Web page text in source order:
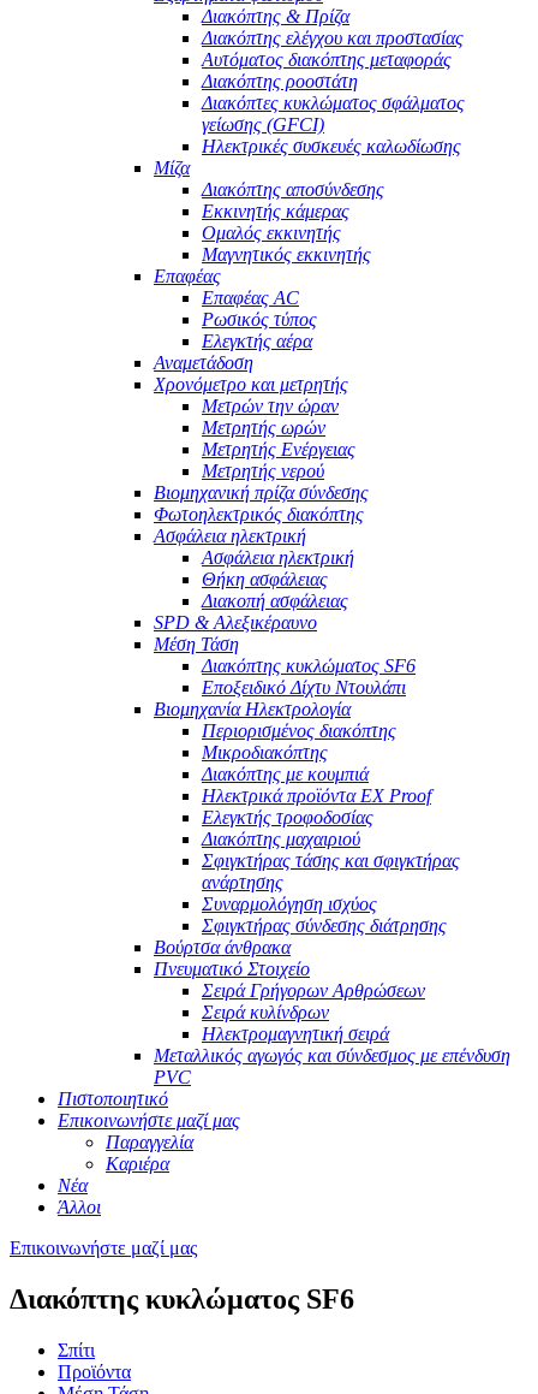
Διακόπτης & Πρίζα
Διακόπτης ελέγχου και προστασίας
Αυτόματος διακόπτης μεταφοράς
Διακόπτης ροοστάτη
Διακόπτες κυκλώματος σφάλματος
γείωσης (GFCI)
Ηλεκτρικές συσκευές καλωδίωσης
Μίζα
Διακόπτης αποσύνδεσης
Εκκινητής κάμερας
Ομαλός εκκινητής
Μαγνητικός εκκινητής
Επαφέας
Επαφέας AC
Ρωσικός τύπος
Ελεγκτής αέρα
Αναμετάδοση
Χρονόμετρο και μετρητής
Μετρών την ώραν
Μετρητής ωρών
Μετρητής Ενέργειας
Μετρητής νερού
Βιομηχανική πρίζα σύνδεσης
Φωτοηλεκτρικός διακόπτης
Ασφάλεια ηλεκτρική
Ασφάλεια ηλεκτρική
Θήκη ασφάλειας
Διακοπή ασφάλειας
SPD & Αλεξικέραυνο
Μέση Τάση
Διακόπτης κυκλώματος SF6
Εποξειδικό Δίχτυ Ντουλάπι
Βιομηχανία Ηλεκτρολογία
Περιορισμένος διακόπτης
Μικροδιακόπτης
Διακόπτης με κουμπιά
Ηλεκτρικά προϊόντα EX Proof
Ελεγκτής τροφοδοσίας
Διακόπτης μαχαιριού
Σφιγκτήρας τάσης και σφιγκτήρας
ανάρτησης
Συναρμολόγηση ισχύος
Σφιγκτήρας σύνδεσης διάτρησης
Βούρτσα άνθρακα
Πνευματικό Στοιχείο
Σειρά Γρήγορων Αρθρώσεων
Σειρά κυλίνδρων
Ηλεκτρομαγνητική σειρά
Μεταλλικός αγωγός και σύνδεσμος με επένδυση
PVC
Πιστοποιητικό
Επικοινωνήστε μαζί μας
Παραγγελία
Καριέρα
Νέα
Άλλοι
Επικοινωνήστε μαζί μας
Διακόπτης κυκλώματος SF6
Σπίτι
Προϊόντα